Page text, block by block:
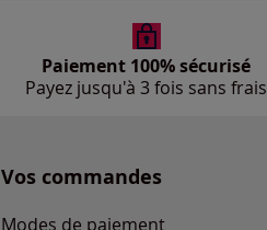
Paiement 100% sécurisé
Payez jusqu'à 3 fois sans frais
Vos commandes
Modes de paiement